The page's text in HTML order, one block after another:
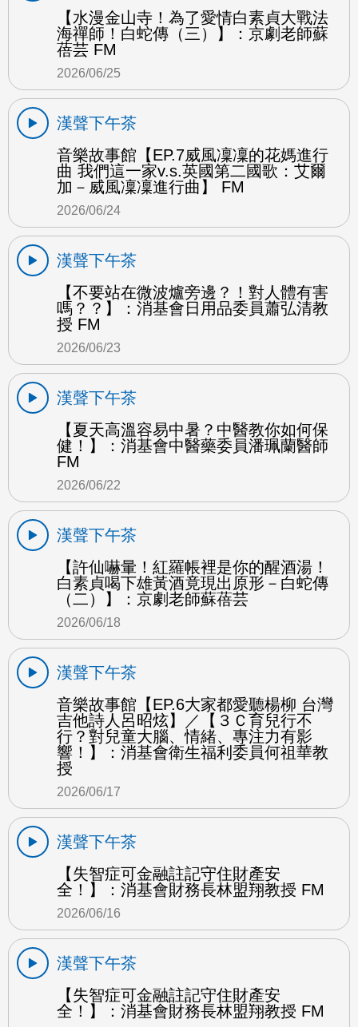
【水漫金山寺！為了愛情白素貞大戰法
海禪師！白蛇傳（三）】：京劇老師蘇
蓓芸 FM
2026/06/25
漢聲下午茶
音樂故事館【EP.7威風凜凜的花媽進行
曲 我們這一家v.s.英國第二國歌：艾爾
加－威風凜凜進行曲】 FM
2026/06/24
漢聲下午茶
【不要站在微波爐旁邊？！對人體有害
嗎？？】：消基會日用品委員蕭弘清教
授 FM
2026/06/23
漢聲下午茶
【夏天高溫容易中暑？中醫教你如何保
健！】：消基會中醫藥委員潘珮蘭醫師
FM
2026/06/22
漢聲下午茶
【許仙嚇暈！紅羅帳裡是你的醒酒湯！
白素貞喝下雄黃酒竟現出原形－白蛇傳
（二）】：京劇老師蘇蓓芸
2026/06/18
漢聲下午茶
音樂故事館【EP.6大家都愛聽楊柳 台灣
吉他詩人呂昭炫】／【３Ｃ育兒行不
行？對兒童大腦、情緒、專注力有影
響！】：消基會衛生福利委員何祖華教
授
2026/06/17
漢聲下午茶
【失智症可金融註記守住財產安
全！】：消基會財務長林盟翔教授 FM
2026/06/16
漢聲下午茶
【失智症可金融註記守住財產安
全！】：消基會財務長林盟翔教授 FM